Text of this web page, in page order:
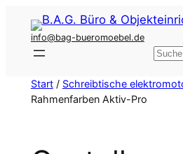
Inhalt
springen
info@bag-bueromoebel.de
Start/ Schreibtische
Rahmenfarben Aktiv-Pro